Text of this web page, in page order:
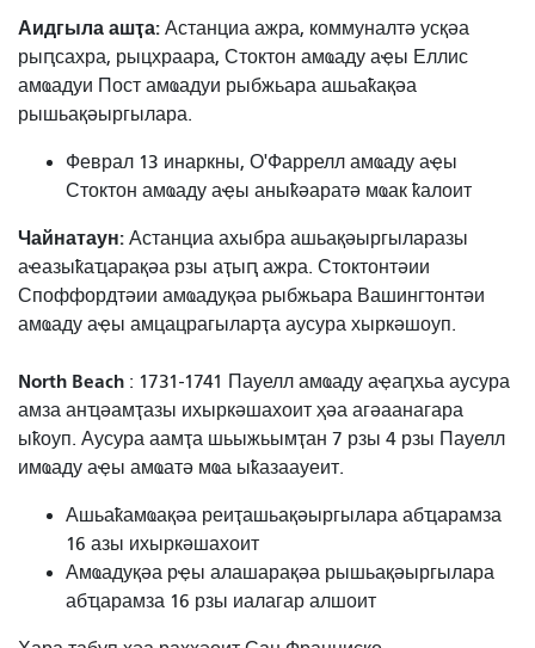
Аидгыла ашҭа: Астанциа ажра, коммуналтә усқәа
рыԥсахра, рыцхраара, Стоктон амҩаду аҿы Еллис
амҩадуи Пост амҩадуи рыбжьара ашьаҟақәа
рышьақәыргылара.
Феврал 13 инаркны, О'Фаррелл амҩаду аҿы
Стоктон амҩаду аҿы аныҟәаратә мҩак ҟалоит
Чайнатаун: Астанциа ахыбра ашьақәыргыларазы
аҽазыҟаҵарақәа рзы аҭыԥ ажра. Стоктонтәии
Споффордтәии амҩадуқәа рыбжьара Вашингтонтәи
амҩаду аҿы амцацрагыларҭа аусура хыркәшоуп.
North Beach : 1731-1741 Пауелл амҩаду аҿаԥхьа аусура
амза анҵәамҭазы ихыркәшахоит ҳәа агәаанагара
ыҟоуп. Аусура аамҭа шьыжьымҭан 7 рзы 4 рзы Пауелл
имҩаду аҿы амҩатә мҩа ыҟазаауеит.
Ашьаҟамҩақәа реиҭашьақәыргылара абҵарамза
16 азы ихыркәшахоит
Амҩадуқәа рҿы алашарақәа рышьақәыргылара
абҵарамза 16 рзы иалагар алшоит